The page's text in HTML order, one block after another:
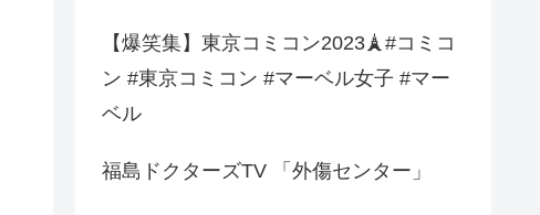
【爆笑集】東京コミコン2023🗼#コミコ
ン #東京コミコン #マーベル女子 #マー
ベル
福島ドクターズTV 「外傷センター」